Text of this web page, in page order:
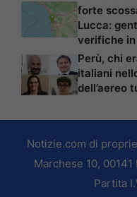
forte
Lucca:
verifiche
Perù, chi
italiani
dell’aereo
Notizie.com di
Marchese 10,
Partita